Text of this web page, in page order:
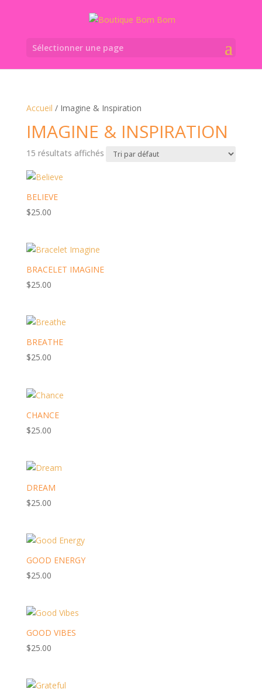
Sélectionner une page
Accueil / Imagine & Inspiration
IMAGINE & INSPIRATION
15 résultats affichés
BELIEVE
$25.00
BRACELET IMAGINE
$25.00
BREATHE
$25.00
CHANCE
$25.00
DREAM
$25.00
GOOD ENERGY
$25.00
GOOD VIBES
$25.00